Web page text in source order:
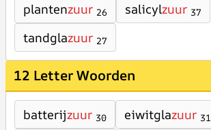
plantenzuur 26 salicylzuur 37
tandglazuur 27
12 Letter Woorden
batterijzuur 30 eiwitglazuur 31